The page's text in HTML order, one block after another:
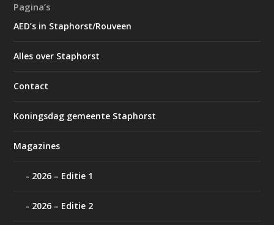
Pagina’s
AED’s in Staphorst/Rouveen
Alles over Staphorst
Contact
Koningsdag gemeente Staphorst
Magazines
2026 – Editie 1
2026 – Editie 2